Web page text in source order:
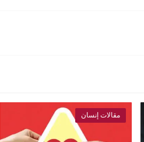
مقالات إنسان